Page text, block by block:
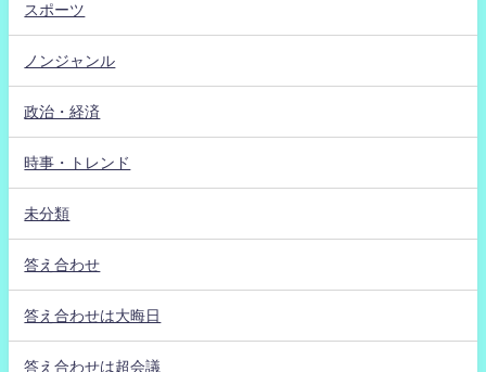
スポーツ
ノンジャンル
政治・経済
時事・トレンド
未分類
答え合わせ
答え合わせは大晦日
答え合わせは超会議